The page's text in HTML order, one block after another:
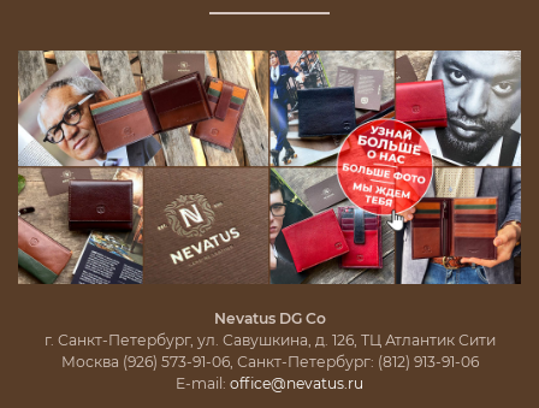
Nevatus DG Co
г. Санкт-Петербург, ул. Савушкина, д. 126, ТЦ Атлантик Сити
Москва (926) 573-91-06, Санкт-Петербург: (812) 913-91-06
E-mail: office@nevatus.ru